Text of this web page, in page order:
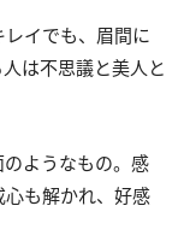
レイでも、眉間に
は不思議と美人と
ようなもの。感
も解かれ、好感